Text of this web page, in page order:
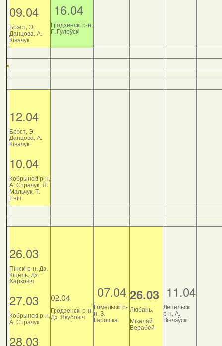
09.04
Брэст, Э.
Данцова, А.
Ківачук
16.04
Гродзенскі р-н,
Г. Гулеўскі
12.04
Брэст, Э.
Данцова, А.
Ківачук
10.04
Кобрынскі р-н,
А. Страчук, Я.
Мальчук, Т.
Еніч
26.03
Пінскі р-н, Дз.
Кіцель, Дз.
Харковіч
27.03
Кобрынскі р-н,
А. Страчук
28.03
02.04
Гродзенскі р-н,
Дз. Якубовіч
07.04
Гомельскі р-
н, З.
Гарошка
26.03
Любань,
Мікалай
Верабей
11.04
Лепельскі
р-н, А.
Вінчэўскі